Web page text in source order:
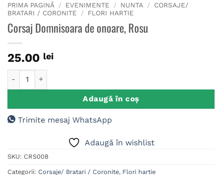
PRIMA PAGINĂ / EVENIMENTE / NUNTA / CORSAJE/
BRATARI / CORONITE
/ FLORI HARTIE
Corsaj Domnisoara de onoare, Rosu
25.00 lei
Adaugă în coș
Trimite mesaj WhatsApp
Adaugă în wishlist
SKU: CRS008
Categorii: Corsaje/ Bratari / Coronite, Flori hartie